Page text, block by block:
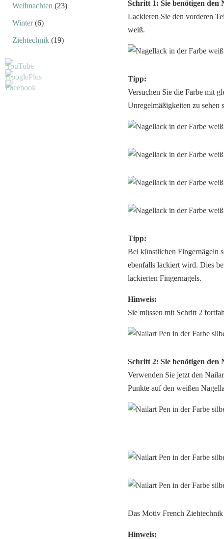
Schritt 1: Sie benötigen den
Lackieren Sie den vorderen
weiß.
Tipp:
Versuchen Sie die Farbe mit
Unregelmäßigkeiten zu sehen
Tipp:
Bei künstlichen Fingernägeln
ebenfalls lackiert wird. Dies
lackierten Fingernagels.
Hinweis:
Sie müssen mit Schritt 2
Schritt 2: Sie benötigen
Verwenden Sie jetzt den
Punkte auf den weißen
Das Motiv French
Hinweis:
Weihnachten (23)
Winter(6)
Ziehtechnik (19)